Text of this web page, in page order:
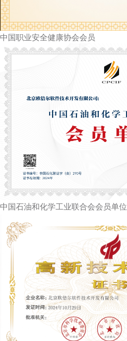
中国职业安全健康协会会员
中国石油和化学工业联合会会员单位